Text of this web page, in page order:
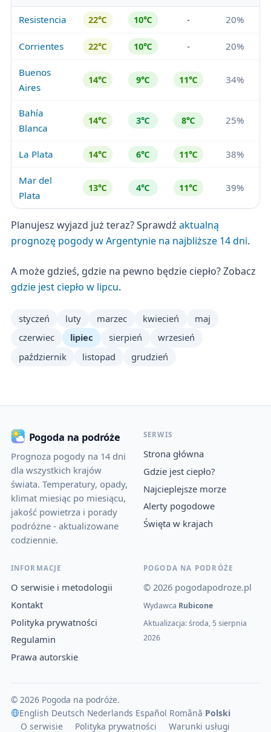
Resistencia 22℃ 10℃ - 20%
Corrientes 22℃ 10℃ - 20%
Buenos
Aires
14℃ 9℃ 11℃ 34%
Bahía
Blanca
14℃ 3℃ 8℃ 25%
La Plata 14℃ 6℃ 11℃ 38%
Mar del
Plata
13℃ 4℃ 11℃ 39%
Planujesz wyjazd już teraz? Sprawdź aktualną
prognozę pogody w Argentynie na najbliższe 14 dni.
A może gdzieś, gdzie na pewno będzie ciepło? Zobacz
gdzie jest ciepło w lipcu.
styczeń luty marzec kwiecień
maj
czerwiec
lipiec sierpień
wrzesień
październik
listopad grudzień
Pogoda na podróże
Prognoza pogody na 14 dni
dla wszystkich krajów
świata. Temperatury, opady,
klimat miesiąc po miesiącu,
jakość powietrza i porady
podróżne - aktualizowane
codziennie.
SERWIS
Strona główna
Gdzie jest ciepło?
Najcieplejsze morze
Alerty pogodowe
Święta w krajach
INFORMACJE
O serwisie i metodologii
Kontakt
Polityka prywatności
Regulamin
Prawa autorskie
POGODA NA PODRÓŻE
© 2026 pogodapodroze.pl
Wydawca Rubicone
Aktualizacja: środa, 5 sierpnia
2026
© 2026 Pogoda na podróże.
English Deutsch Nederlands Español Română Polski
O serwisie
Polityka prywatności Warunki usługi